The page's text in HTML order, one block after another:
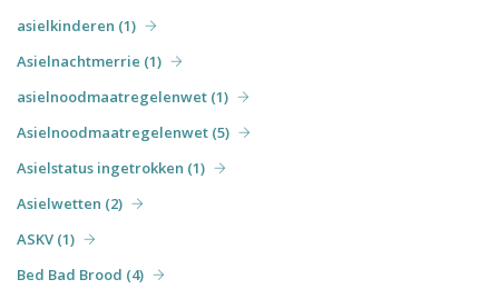
asielkinderen (1)
Asielnachtmerrie (1)
asielnoodmaatregelenwet (1)
Asielnoodmaatregelenwet (5)
Asielstatus ingetrokken (1)
Asielwetten (2)
ASKV (1)
Bed Bad Brood (4)